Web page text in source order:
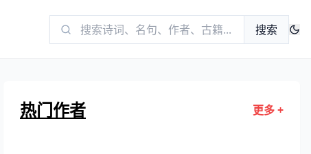
搜索
热门作者 更多 +